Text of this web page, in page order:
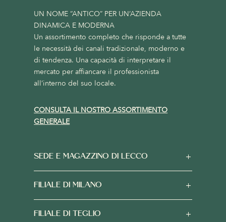
UN NOME “ANTICO” PER UN’AZIENDA
DINAMICA E MODERNA
Un assortimento completo che risponde a tutte
le necessità dei canali tradizionale, moderno e
di tendenza. Una capacità di interpretare il
mercato per affiancare il professionista
all’interno del suo locale.
CONSULTA IL NOSTRO ASSORTIMENTO
GENERALE
SEDE E MAGAZZINO DI LECCO
FILIALE DI MILANO
FILIALE DI TEGLIO